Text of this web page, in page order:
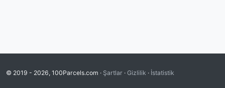
© 2019 - 2026, 100Parcels.com · Şartlar · Gizlilik · İstatistik